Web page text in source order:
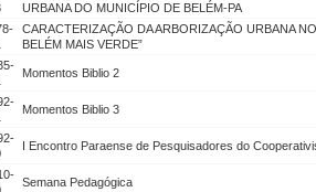
URBANA DO MUNICÍPIO DE BELÉM-PA
CARACTERIZAÇÃO DA ARBORIZAÇÃO URBANA
BELÉM MAIS VERDE”
Momentos Biblio 2
Momentos Biblio 3
I Encontro Paraense de Pesquisadores do
Semana Pedagógica